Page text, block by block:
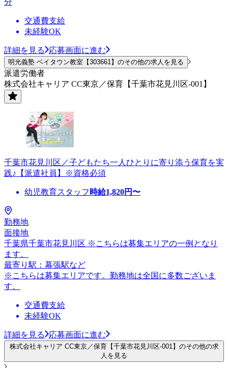
交通費支給
未経験OK
詳細を見る 応募画面に進む
明光義塾 ベイタウン教室【303661】のその他の求人を見る
派遣労働者
株式会社キャリア CC東京／保育【千葉市花見川区-001】
千葉市花見川区／子どもたち一人ひとりに寄り添う保育を実
践♪【派遣社員】※資格必須
幼児教育スタッフ 時給1,820円〜
勤務地
面接地
千葉県千葉市花見川区 ※こちらは募集エリアの一例となり
ます。
最寄り駅：幕張駅など
※こちらは募集エリアです。勤務地は全国に多数ございま
す。
交通費支給
未経験OK
詳細を見る 応募画面に進む
株式会社キャリア CC東京／保育【千葉市花見川区-001】のその他の求
人を見る